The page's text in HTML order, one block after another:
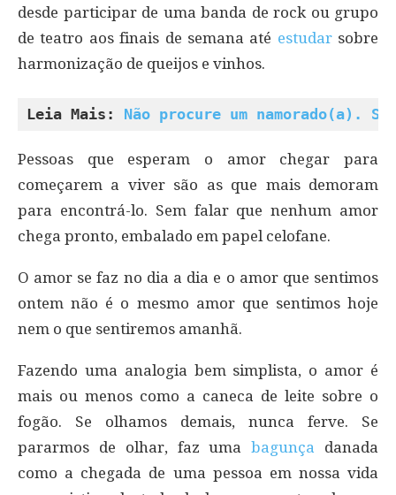
desde participar de uma banda de rock ou grupo
de teatro aos finais de semana até estudarsobre
harmonização de queijos e vinhos.
Leia Mais: Não procure um namorado(a).
Pessoas que esperam o amor chegar para
começarem a viver são as que mais demoram
para encontrá-lo. Sem falar que nenhum amor
chega pronto, embalado em papel celofane.
O amor se faz no dia a dia e o amor que sentimos
ontem não é o mesmo amor que sentimos hoje
nem o que sentiremos amanhã.
Fazendo uma analogia bem simplista, o amor é
mais ou menos como a caneca de leite sobre o
fogão. Se olhamos demais, nunca ferve. Se
pararmos de olhar, faz umabagunça
danada
como a chegada de uma pessoa em nossa vida